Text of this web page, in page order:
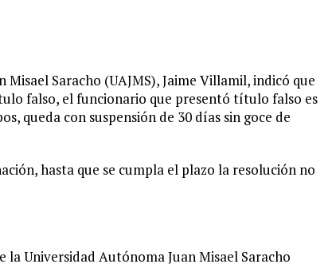
Saracho (UAJMS), Jaime Villamil, indicó que
falso, el funcionario que presentó título falso es
queda con suspensión de 30 días sin goce de
hasta que se cumpla el plazo la resolución no
Universidad Autónoma Juan Misael Saracho